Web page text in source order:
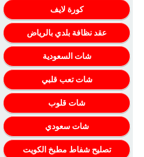
كورة لايف
عقد نظافة بلدي بالرياض
شات السعودية
شات تعب قلبي
شات قلوب
شات سعودي
تصليح شفاط مطبخ الكويت